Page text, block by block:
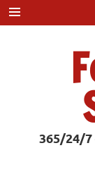
Zum
Inhalt
springen
365/24/7